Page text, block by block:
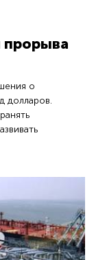
прорыва
о
долларов.